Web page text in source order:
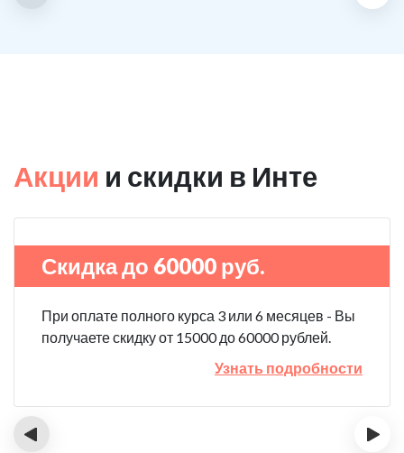
Акции и скидки в Инте
Скидка до 60000 руб.
При оплате полного курса 3 или 6 месяцев - Вы
получаете скидку от 15000 до 60000 рублей.
Узнать подробности
‹ ›